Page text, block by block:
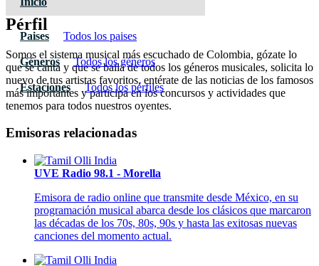
Paises Todos los paises
Géneros Todos los géneros
Estaciones Todos los pérfiles
Pérfil
Somos el sistema musical más escuchado de Colombia, gózate lo
que se canta y que se baila de todos los géneros musicales, solicita lo
nuevo de tus artistas favoritos, entérate de las noticias de los famosos
más importantes y participa en los concursos y actividades que
tenemos para todos nuestros oyentes.
Emisoras relacionadas
UVE Radio 98.1 - Morella
Emisora de radio online que transmite desde México, en su
programación musical abarca desde los clásicos que marcaron
las décadas de los 70s, 80s, 90s y hasta las exitosas nuevas
canciones del momento actual.